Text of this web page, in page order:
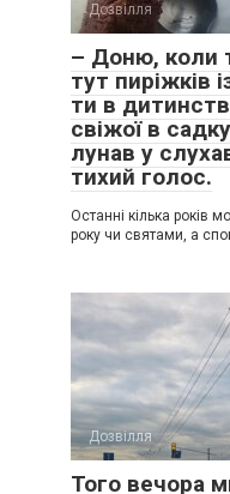
Дозвілля
– Доню, коли
тут пиріжків
ти в
свіжої в
лунав у
тихий голос.
Останні кілька років
року чи святами, а
Дозвілля
Того вечора